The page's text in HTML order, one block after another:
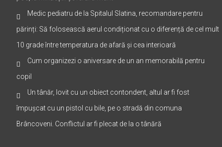
Medic pediatru de la Spitalul Slatina, recomandare pentru
părinți: Să folosească aerul condiționat cu o diferență de cel mult
10 grade între temperatura de afară și cea interioară
Cum organizezi o aniversare de un an memorabilă pentru
copil
Un tânăr, lovit cu un obiect contondent, altul ar fi fost
împușcat cu un pistol cu bile, pe o stradă din comuna
Brâncoveni. Conflictul ar fi plecat de la o tânără